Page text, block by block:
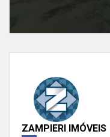
ZAMPIERI IMÓVEIS